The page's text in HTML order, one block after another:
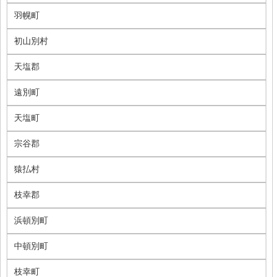
羽幌町
初山別村
天塩郡
遠別町
天塩町
宗谷郡
猿払村
枝幸郡
浜頓別町
中頓別町
枝幸町